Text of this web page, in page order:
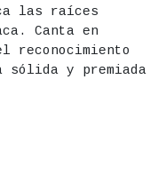
las raíces
Canta en
reconocimiento
sólida y premiada